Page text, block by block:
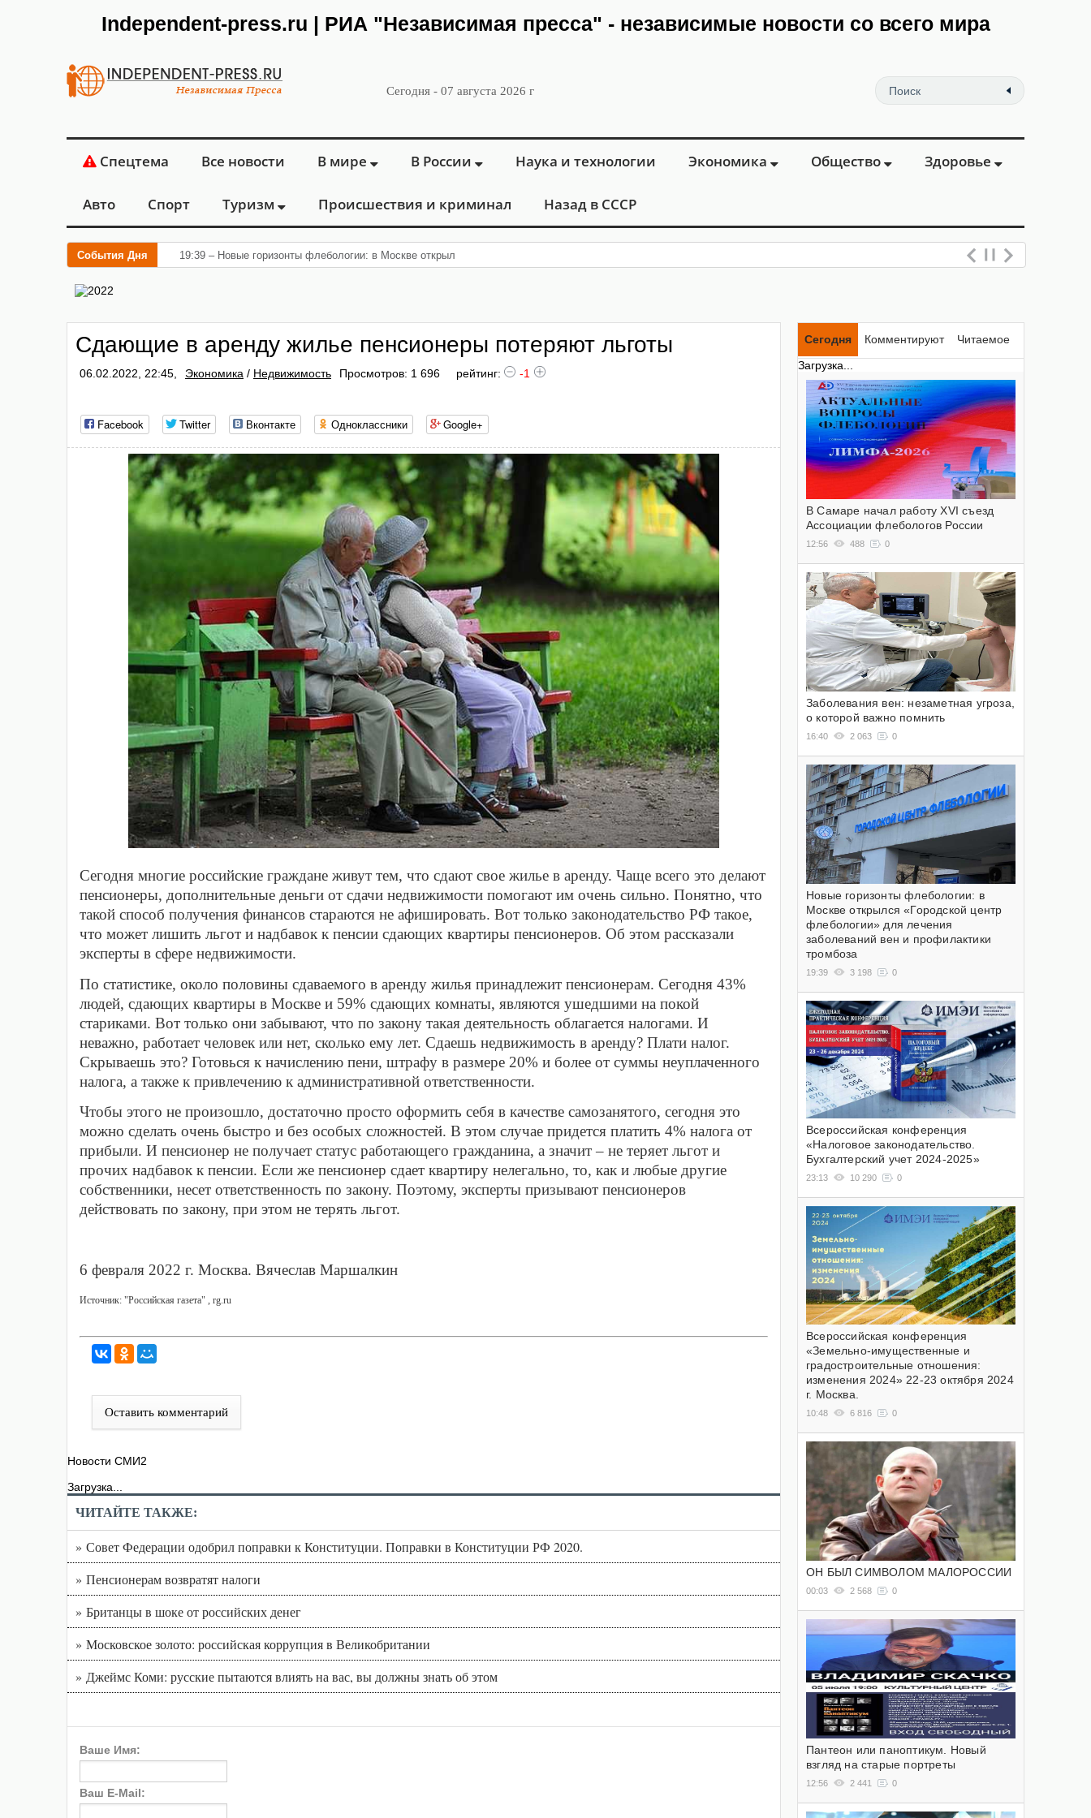
Independent-press.ru | РИА "Независимая пресса" - независимые новости со всего мира
Сегодня - 07 августа 2026 г
Спецтема Все новости В мире В России Наука и технологии Экономика Общество Здоровье
Авто Спорт Туризм Происшествия и криминал Назад в СССР
События Дня 19:39 – Новые горизонты флебологии: в Москве открылся «Городской центр флебологии
Сдающие в аренду жилье пенсионеры потеряют льготы
06.02.2022, 22:45, Экономика / Недвижимость Просмотров: 1 696 рейтинг: -1
Facebook Twitter Вконтакте Одноклассники Google+
Сегодня многие российские граждане живут тем, что сдают свое жилье в аренду. Чаще всего это делают
пенсионеры, дополнительные деньги от сдачи недвижимости помогают им очень сильно. Понятно, что
такой способ получения финансов стараются не афишировать. Вот только законодательство РФ такое,
что может лишить льгот и надбавок к пенсии сдающих квартиры пенсионеров. Об этом рассказали
эксперты в сфере недвижимости.
По статистике, около половины сдаваемого в аренду жилья принадлежит пенсионерам. Сегодня 43%
людей, сдающих квартиры в Москве и 59% сдающих комнаты, являются ушедшими на покой
стариками. Вот только они забывают, что по закону такая деятельность облагается налогами. И
неважно, работает человек или нет, сколько ему лет. Сдаешь недвижимость в аренду? Плати налог.
Скрываешь это? Готовься к начислению пени, штрафу в размере 20% и более от суммы неуплаченного
налога, а также к привлечению к административной ответственности.
Чтобы этого не произошло, достаточно просто оформить себя в качестве самозанятого, сегодня это
можно сделать очень быстро и без особых сложностей. В этом случае придется платить 4% налога от
прибыли. И пенсионер не получает статус работающего гражданина, а значит – не теряет льгот и
прочих надбавок к пенсии. Если же пенсионер сдает квартиру нелегально, то, как и любые другие
собственники, несет ответственность по закону. Поэтому, эксперты призывают пенсионеров
действовать по закону, при этом не терять льгот.
6 февраля 2022 г. Москва. Вячеслав Маршалкин
Источник: "Российская газета" , rg.ru
Оставить комментарий
Новости СМИ2
Загрузка...
ЧИТАЙТЕ ТАКЖЕ:
» Совет Федерации одобрил поправки к Конституции. Поправки в Конституции РФ 2020.
» Пенсионерам возвратят налоги
» Британцы в шоке от российских денег
» Московское золото: российская коррупция в Великобритании
» Джеймс Коми: русские пытаются влиять на вас, вы должны знать об этом
Ваше Имя:
Ваш E-Mail:
Сегодня Комментируют
Читаемое
Загрузка...
В Самаре начал работу XVI съезд
Ассоциации флебологов России
12:56 488 0
Заболевания вен: незаметная угроза,
о которой важно помнить
16:40 2 063 0
Новые горизонты флебологии: в
Москве открылся «Городской центр
флебологии» для лечения
заболеваний вен и профилактики
тромбоза
19:39 3 198 0
Всероссийская конференция
«Налоговое законодательство.
Бухгалтерский учет 2024-2025»
23:13 10 290 0
Всероссийская конференция
«Земельно-имущественные и
градостроительные отношения:
изменения 2024» 22-23 октября 2024
г. Москва.
10:48 6 816 0
ОН БЫЛ СИМВОЛОМ МАЛОРОССИИ
00:03 2 568 0
Пантеон или паноптикум. Новый
взгляд на старые портреты
12:56 2 441 0